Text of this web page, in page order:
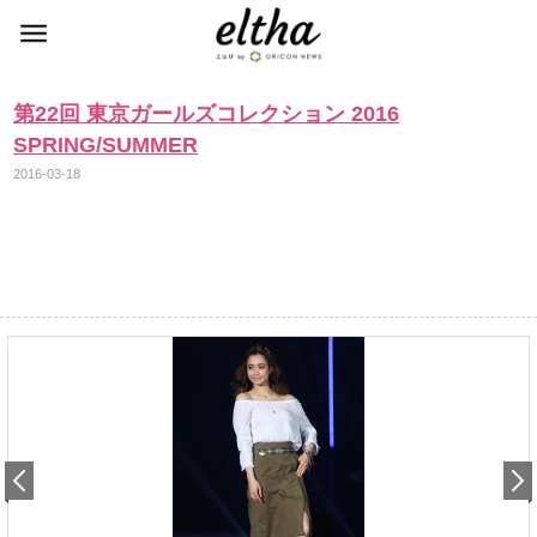
第22回 東京ガールズコレクション 2016
SPRING/SUMMER
2016-03-18